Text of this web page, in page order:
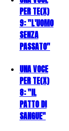
PER TE(X)
9: "L'UOMO
SENZA
PASSATO"
UNA VOCE
PER TE(X)
8: "IL
PATTO DI
SANGUE"